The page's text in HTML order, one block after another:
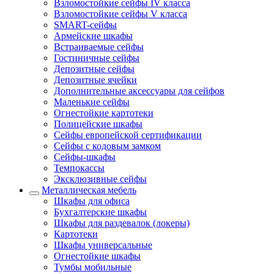
Взломостойкие сейфы IV класса
Взломостойкие сейфы V класса
SMART-сейфы
Армейские шкафы
Встраиваемые сейфы
Гостиничные сейфы
Депозитные сейфы
Депозитные ячейки
Дополнительные аксессуары для сейфов
Маленькие сейфы
Огнестойкие картотеки
Полицейские шкафы
Сейфы европейской сертификации
Сейфы с кодовым замком
Сейфы-шкафы
Темпокассы
Эксклюзивные сейфы
Металлическая мебель
Шкафы для офиса
Бухгалтерские шкафы
Шкафы для раздевалок (локеры)
Картотеки
Шкафы универсальные
Огнестойкие шкафы
Тумбы мобильные